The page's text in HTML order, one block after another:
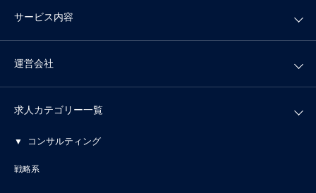
サービス内容
運営会社
求人カテゴリー一覧
コンサルティング
戦略系